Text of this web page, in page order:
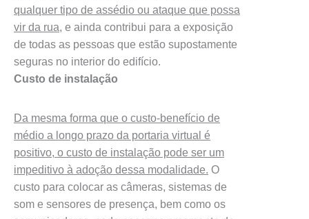
qualquer tipo de assédio ou ataque que possa
vir da rua, e ainda contribui para a exposição
de todas as pessoas que estão supostamente
seguras no interior do edifício.
Custo de instalação
Da mesma forma que o custo-benefício de
médio a longo prazo da portaria virtual é
positivo, o custo de instalação pode ser um
impeditivo à adoção dessa modalidade. O
custo para colocar as câmeras, sistemas de
som e sensores de presença, bem como os